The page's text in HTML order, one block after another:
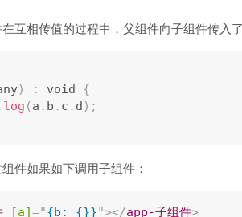
互相传值的过程中，父组件向子组件传入
) : void {
log ( a . b . c . d ) ;
件如果如下调用子组件：
[a]="{b: {}}"></app-子组件>